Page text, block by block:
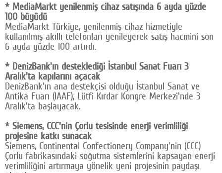
* MediaMarkt yenilenmiş cihaz satışında 6 ayda yüzde
100 büyüdü
MediaMarkt Türkiye, yenilenmiş cihaz hizmetiyle
kullanılmış akıllı telefonları yenileyerek satış hacmini son
6 ayda yüzde 100 artırdı.
* DenizBank'ın desteklediği İstanbul Sanat Fuarı 3
Aralık'ta kapılarını açacak
DenizBank'ın ana destekçisi olduğu İstanbul Sanat ve
Antika Fuarı (IAAF), Lütfi Kırdar Kongre Merkezi'nde 3
Aralık'ta başlayacak.
* Siemens, CCC'nin Çorlu tesisinde enerji verimliliği
projesine katkı sunacak
Siemens, Continental Confectionery Company'nin (CCC)
Çorlu fabrikasındaki soğutma sistemlerini kapsayan enerji
verimliliğini artırmaya yönelik yeni projesinin paydaşı